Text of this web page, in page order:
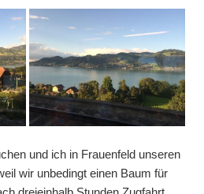
und ich in Frauenfeld unseren
wir unbedingt einen Baum für